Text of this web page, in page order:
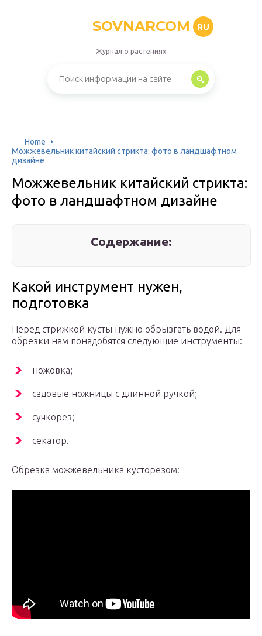
SOVNARCOM RU
Журнал о растениях
Home
Можжевельник китайский стрикта: фото в ландшафтном
дизайне
Можжевельник китайский стрикта:
фото в ландшафтном дизайне
Содержание:
Какой инструмент нужен,
подготовка
Перед стрижкой кусты нужно обрызгать водой. Для
обрезки нам понадобятся следующие инструменты:
ножовка;
садовые ножницы с длинной ручкой;
сучкорез;
секатор.
Обрезка можжевельника кусторезом: